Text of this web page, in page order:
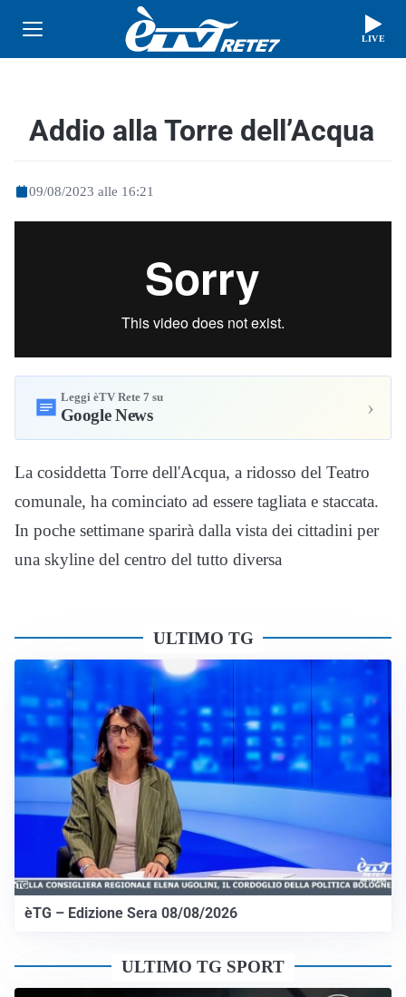
LIVE
Addio alla Torre dell’Acqua
09/08/2023 alle 16:21
Leggi èTV Rete 7 su
Google News ›
La cosiddetta Torre dell'Acqua, a ridosso del Teatro
comunale, ha cominciato ad essere tagliata e staccata.
In poche settimane sparirà dalla vista dei cittadini per
una skyline del centro del tutto diversa
ULTIMO TG
èTG – Edizione Sera 08/08/2026
ULTIMO TG SPORT